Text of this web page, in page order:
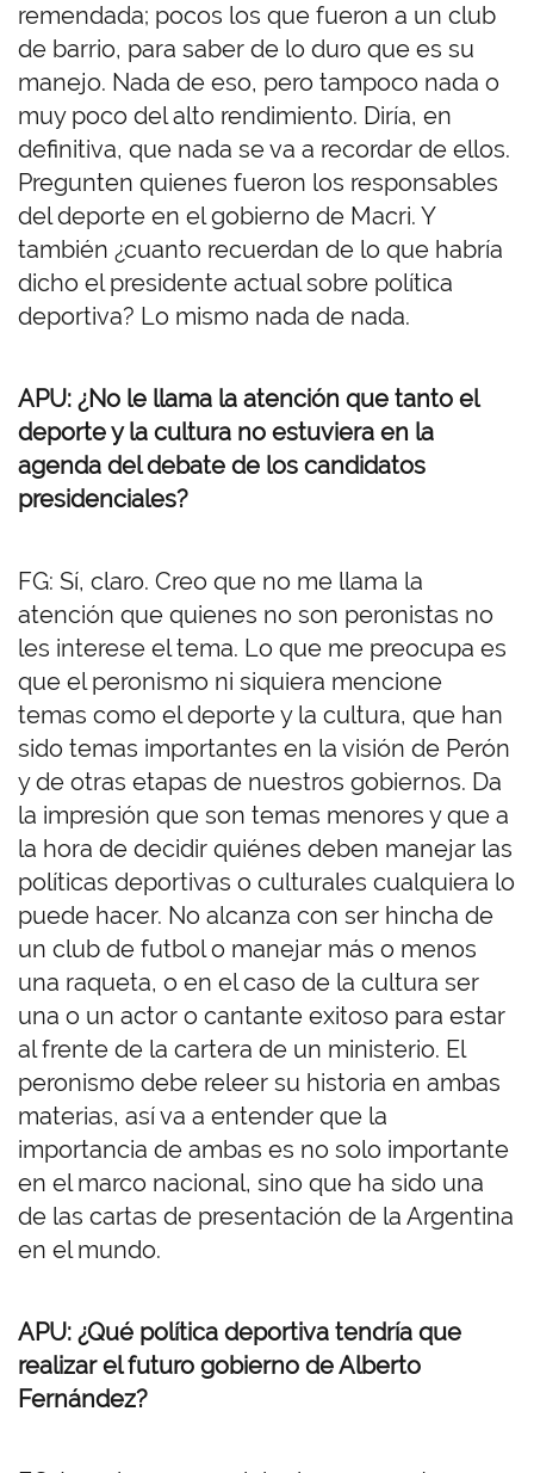
remendada; pocos los que fueron a un club
de barrio, para saber de lo duro que es su
manejo. Nada de eso, pero tampoco nada o
muy poco del alto rendimiento. Diría, en
definitiva, que nada se va a recordar de ellos.
Pregunten quienes fueron los responsables
del deporte en el gobierno de Macri. Y
también ¿cuanto recuerdan de lo que habría
dicho el presidente actual sobre política
deportiva? Lo mismo nada de nada.
APU: ¿No le llama la atención que tanto el
deporte y la cultura no estuviera en la
agenda del debate de los candidatos
presidenciales?
FG: Sí, claro. Creo que no me llama la
atención que quienes no son peronistas no
les interese el tema. Lo que me preocupa es
que el peronismo ni siquiera mencione
temas como el deporte y la cultura, que han
sido temas importantes en la visión de Perón
y de otras etapas de nuestros gobiernos. Da
la impresión que son temas menores y que a
la hora de decidir quiénes deben manejar las
políticas deportivas o culturales cualquiera lo
puede hacer. No alcanza con ser hincha de
un club de futbol o manejar más o menos
una raqueta, o en el caso de la cultura ser
una o un actor o cantante exitoso para estar
al frente de la cartera de un ministerio. El
peronismo debe releer su historia en ambas
materias, así va a entender que la
importancia de ambas es no solo importante
en el marco nacional, sino que ha sido una
de las cartas de presentación de la Argentina
en el mundo.
APU: ¿Qué política deportiva tendría que
realizar el futuro gobierno de Alberto
Fernández?